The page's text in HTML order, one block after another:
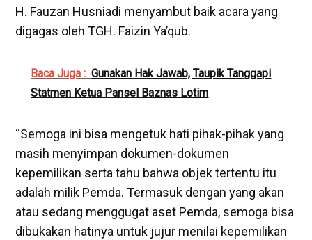
H. Fauzan Husniadi menyambut baik acara yang
digagas oleh TGH. Faizin Ya’qub.
Baca Juga : Gunakan Hak Jawab, Taupik Tanggapi
Statmen Ketua Pansel Baznas Lotim
“Semoga ini bisa mengetuk hati pihak-pihak yang
masih menyimpan dokumen-dokumen
kepemilikan serta tahu bahwa objek tertentu itu
adalah milik Pemda. Termasuk dengan yang akan
atau sedang menggugat aset Pemda, semoga bisa
dibukakan hatinya untuk jujur menilai kepemilikan